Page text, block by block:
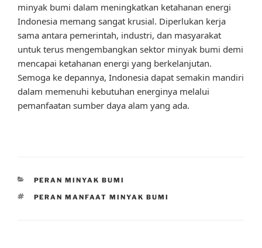
minyak bumi dalam meningkatkan ketahanan energi
Indonesia memang sangat krusial. Diperlukan kerja
sama antara pemerintah, industri, dan masyarakat
untuk terus mengembangkan sektor minyak bumi demi
mencapai ketahanan energi yang berkelanjutan.
Semoga ke depannya, Indonesia dapat semakin mandiri
dalam memenuhi kebutuhan energinya melalui
pemanfaatan sumber daya alam yang ada.
CATEGORIES
PERAN MINYAK BUMI
TAGS
PERAN MANFAAT MINYAK BUMI